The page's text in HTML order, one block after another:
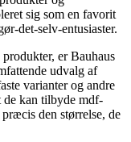
sig som en favorit
det-selv-entusiaster.
er Bauhaus
udvalg af
varianter og andre
de kan tilbyde mdf-
den størrelse, de